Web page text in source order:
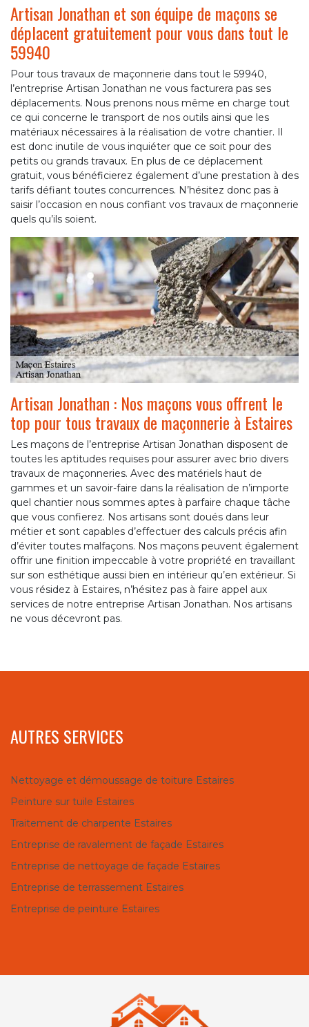
Artisan Jonathan et son équipe de maçons se
déplacent gratuitement pour vous dans tout le
59940
Pour tous travaux de maçonnerie dans tout le 59940,
l’entreprise Artisan Jonathan ne vous facturera pas ses
déplacements. Nous prenons nous même en charge tout
ce qui concerne le transport de nos outils ainsi que les
matériaux nécessaires à la réalisation de votre chantier. Il
est donc inutile de vous inquiéter que ce soit pour des
petits ou grands travaux. En plus de ce déplacement
gratuit, vous bénéficierez également d’une prestation à des
tarifs défiant toutes concurrences. N’hésitez donc pas à
saisir l’occasion en nous confiant vos travaux de maçonnerie
quels qu’ils soient.
Artisan Jonathan : Nos maçons vous offrent le
top pour tous travaux de maçonnerie à Estaires
Les maçons de l’entreprise Artisan Jonathan disposent de
toutes les aptitudes requises pour assurer avec brio divers
travaux de maçonneries. Avec des matériels haut de
gammes et un savoir-faire dans la réalisation de n’importe
quel chantier nous sommes aptes à parfaire chaque tâche
que vous confierez. Nos artisans sont doués dans leur
métier et sont capables d’effectuer des calculs précis afin
d’éviter toutes malfaçons. Nos maçons peuvent également
offrir une finition impeccable à votre propriété en travaillant
sur son esthétique aussi bien en intérieur qu’en extérieur. Si
vous résidez à Estaires, n’hésitez pas à faire appel aux
services de notre entreprise Artisan Jonathan. Nos artisans
ne vous décevront pas.
AUTRES SERVICES
Nettoyage et démoussage de toiture Estaires
Peinture sur tuile Estaires
Traitement de charpente Estaires
Entreprise de ravalement de façade Estaires
Entreprise de nettoyage de façade Estaires
Entreprise de terrassement Estaires
Entreprise de peinture Estaires